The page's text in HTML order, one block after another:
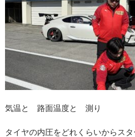
気温と 路面温度と 測り
タイヤの内圧をどれくらいからス